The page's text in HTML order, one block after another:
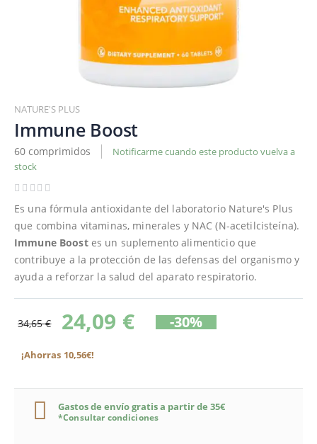
al
comienzo
de
la
galería
de
NATURE'S PLUS
Immune Boost
60 comprimidos
Notificarme cuando este producto vuelva a
stock
Es una fórmula antioxidante del laboratorio Nature's Plus
que combina vitaminas, minerales y NAC (N-acetilcisteína).
Immune Boostes un suplemento alimenticio que
contribuye a la protección de las defensas del organismo y
ayuda a reforzar la salud del aparato respiratorio.
34,65 € 24,09 € -30%
¡Ahorras 10,56€!
Gastos de envío gratis a partir de 35€
*Consultar condiciones